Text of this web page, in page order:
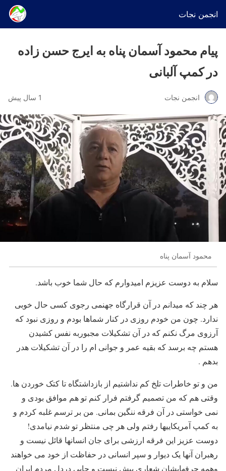
انجمن نجات
پیام محمود آسمان پناه به ایرج حسن زاده
در کمپ آلبانی
انجمن نجات 1 سال پیش
محمود آسمان پناه
سلام به دوست عزیزم امیدوارم که حال شما خوب باشد.
هر چند که میدانم در آن قرارگاه جهنمی رجوی کسی حال خوبی
ندارد. چون من خودم روزی در کنار شماها بودم و روزی نبود که
آرزوی مرگ نکنم که در آن تشکیلات مجبوربه نفس کشیدن
هستم چه برسد که بقیه عمر و جوانی ام را در آن تشکیلات هدر
بدهم .
من و تو خاطرات تلخ کم نداشتیم از بازداشتگاه تا کتک خوردن ها.
وقتی هم که من تصمیم گرفتم فرار کنم تو هم موافق بودی و
نمی خواستی در آن فرقه ننگین بمانی. من بر ترسم غلبه کردم و
به کمپ آمریکاییها رفتم ولی هر چی منتظر تو شدم نیامدی!
دوست عزیز این فرقه ارزشی برای جان انسانها قائل نیست و
رهبران آنها یک دیوار و سپر انسانی در حفاظت از خود می خواهند
وهمه حرفهایشان شعاری بیش نیست و جایی دردل مردم ایران